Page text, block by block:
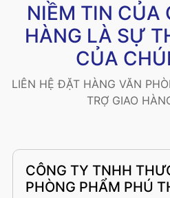
NIỀM TIN CỦA
HÀNG LÀ SỰ
CỦA
LIÊN HỆ ĐẶT HÀNG VĂN
TRỢ GIAO
CÔNG TY TNHH
PHÒNG PHẨM PHÚ